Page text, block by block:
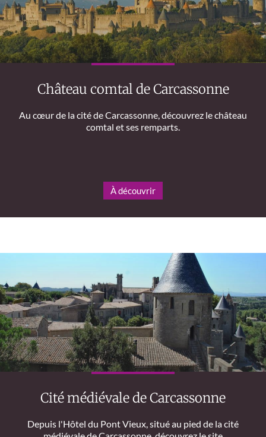
Château comtal de Carcassonne
Au cœur de la cité de Carcassonne, découvrez le château
comtal et ses remparts.
À découvrir
Cité médiévale de Carcassonne
Depuis l'Hôtel du Pont Vieux, situé au pied de la cité